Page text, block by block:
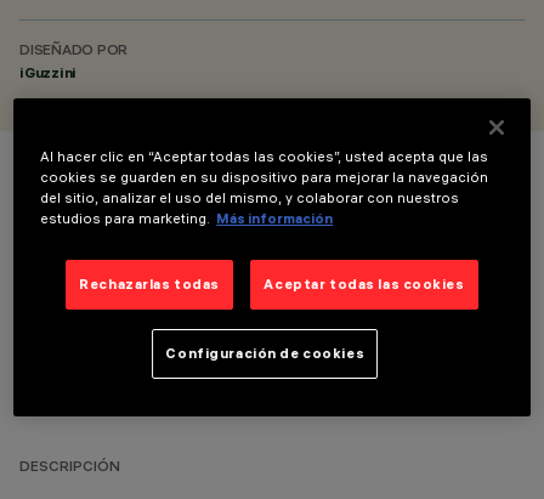
DISEÑADO POR
iGuzzini
COLOR
DATOS TÉCNICOS
DESCRIPCIÓN
Al hacer clic en “Aceptar todas las cookies”, usted acepta que las
cookies se guarden en su dispositivo para mejorar la navegación
del sitio, analizar el uso del mismo, y colaborar con nuestros
estudios para marketing. Más información
Rechazarlas todas Aceptar todas las cookies
Configuración de cookies